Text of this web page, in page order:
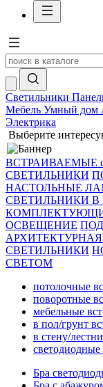
Светильники
Мебель Умный дом
Электрика
Выберите
ВСТРАИВАЕМЫЕ
СВЕТИЛЬНИКИ
НАСТОЛЬНЫЕ
СВЕТИЛЬНИКИ
ОСВЕЩЕНИЕ
СВЕТИЛЬНИКИ
СВЕТОМ
потолочные
поворотные
мебельные
в пол/грунт
в стену/
светодиодные
Бра